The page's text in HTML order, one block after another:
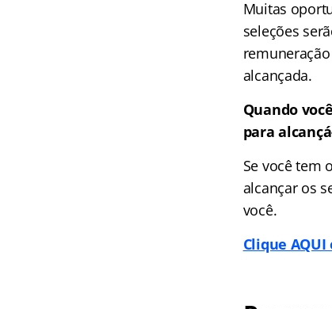
Muitas
seleções
alcançada.
Quando
para
Se você tem
alcançar os
você.
Clique